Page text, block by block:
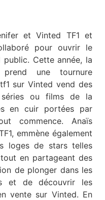
et Vinted TF1 et
pour ouvrir le
Cette année, la
prend une tournure
sur Vinted vend des
ou films de la
en cuir portées par
commence. Anaïs
emmène également
loges de stars telles
en partageant des
de plonger dans les
et de découvrir les
vente sur Vinted. En